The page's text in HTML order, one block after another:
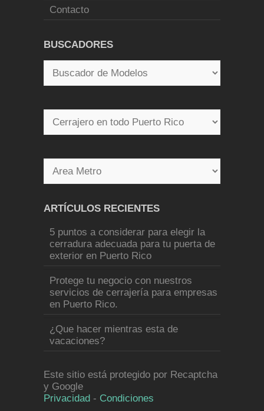
Contacto
BUSCADORES
ARTÍCULOS RECIENTES
5 puntos a considerar para elegir la
cerradura adecuada para tu puerta de
exterior en Puerto Rico
Protege tu negocio con nuestros
servicios de cerrajería para empresas
en Puerto Rico.
¿Que hacer mientras esta de
vacaciones?
Este sitio está protegido por Recaptcha
y Google
Privacidad - Condiciones